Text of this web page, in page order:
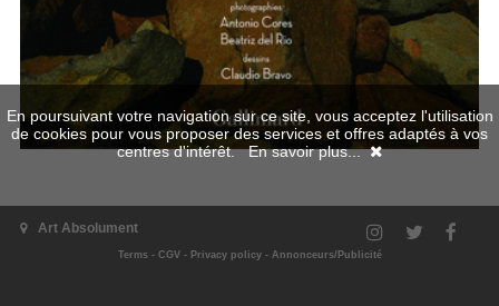
buy with our partner Amazon
Art Absolument
Terms- CGV- Privacy policy- Annonceurs/Publicité
En poursuivant votre navigation sur ce site, vous acceptez l'utilisation
de cookies pour vous proposer des services et offres adaptés à vos
centres d'intérêt.En savoir plus...